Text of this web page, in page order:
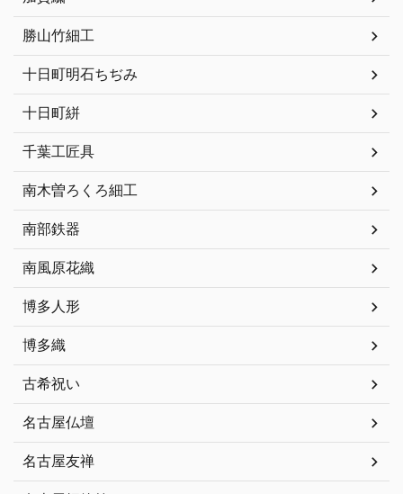
勝山竹細工
十日町明石ちぢみ
十日町絣
千葉工匠具
南木曽ろくろ細工
南部鉄器
南風原花織
博多人形
博多織
古希祝い
名古屋仏壇
名古屋友禅